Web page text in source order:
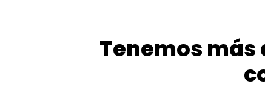
Tenemos más